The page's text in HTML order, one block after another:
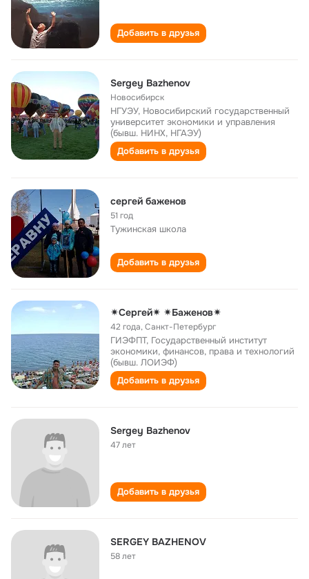
Добавить в друзья
Sergey Bazhenov
Новосибирск
НГУЭУ, Новосибирский государственный
университет экономики и управления
(бывш. НИНХ, НГАЭУ)
Добавить в друзья
сергей баженов
51 год
Тужинская школа
Добавить в друзья
✴Сергей✴ ✴Баженов✴
42 года,Санкт-Петербург
ГИЭФПТ, Государственный институт
экономики, финансов, права и технологий
(бывш. ЛОИЭФ)
Добавить в друзья
Sergey Bazhenov
47 лет
Добавить в друзья
SERGEY BAZHENOV
58 лет